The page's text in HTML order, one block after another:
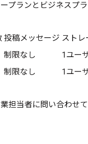
プランとビジネスプ
投稿メッセージ ストレ
制限なし
1ユー
制限なし
1ユー
担当者に問い合わせ